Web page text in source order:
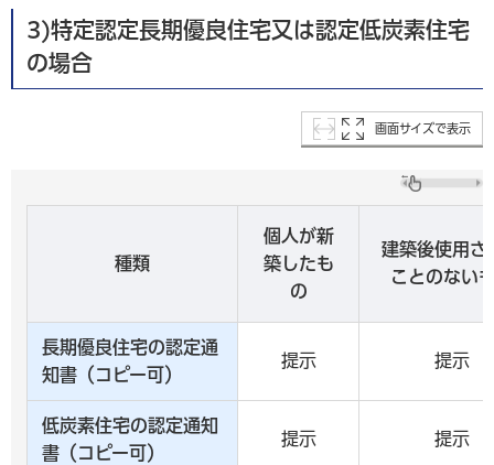
3)特定認定長期優良住宅又は認定低炭素住宅
の場合
画面サイズで表示
種類
個人が新
築したも
の
建築後使用さ
ことのない
長期優良住宅の認定通
知書（コピー可）
提示 提示
低炭素住宅の認定通知
書（コピー可）
提示 提示